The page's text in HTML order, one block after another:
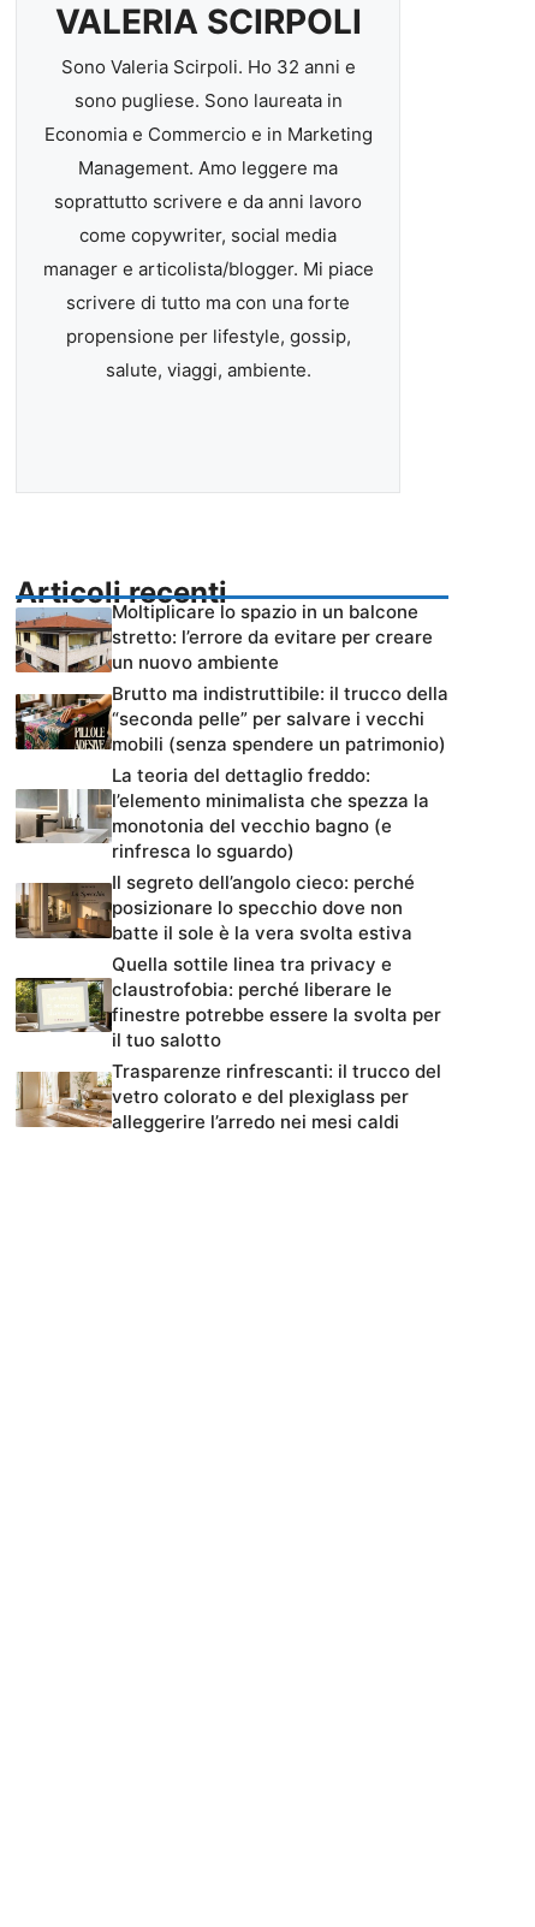
VALERIA SCIRPOLI
Sono Valeria Scirpoli. Ho 32 anni e
sono pugliese. Sono laureata in
Economia e Commercio e in Marketing
Management. Amo leggere ma
soprattutto scrivere e da anni lavoro
come copywriter, social media
manager e articolista/blogger. Mi piace
scrivere di tutto ma con una forte
propensione per lifestyle, gossip,
salute, viaggi, ambiente.
Articoli recenti
Moltiplicare lo spazio in un balcone
stretto: l’errore da evitare per creare
un nuovo ambiente
Brutto ma indistruttibile: il trucco della
“seconda pelle” per salvare i vecchi
mobili (senza spendere un patrimonio)
La teoria del dettaglio freddo:
l’elemento minimalista che spezza la
monotonia del vecchio bagno (e
rinfresca lo sguardo)
Il segreto dell’angolo cieco: perché
posizionare lo specchio dove non
batte il sole è la vera svolta estiva
Quella sottile linea tra privacy e
claustrofobia: perché liberare le
finestre potrebbe essere la svolta per
il tuo salotto
Trasparenze rinfrescanti: il trucco del
vetro colorato e del plexiglass per
alleggerire l’arredo nei mesi caldi